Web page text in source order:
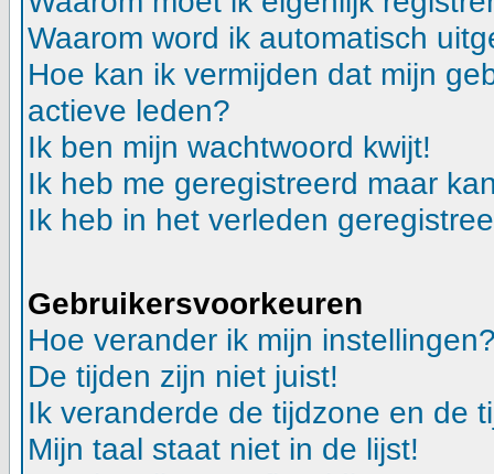
Waarom word ik automatisch
Hoe kan ik vermijden dat mijn
actieve leden?
Ik ben mijn wachtwoord kwijt!
Ik heb me geregistreerd maar
Ik heb in het verleden
Gebruikersvoorkeuren
Hoe verander ik mijn
De tijden zijn niet juist!
Ik veranderde de tijdzone en de
Mijn taal staat niet in de lijst!